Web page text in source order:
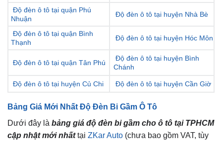
Độ đèn ô tô tại quận Phú
Nhuận
Độ đèn ô tô tại huyện Nhà Bè
Độ đèn ô tô tại quận Bình
Thạnh
Độ đèn ô tô tại huyện Hóc Môn
Độ đèn ô tô tại quận Tân Phú
Độ đèn ô tô tại huyện Bình
Chánh
Độ đèn ô tô tại huyện Củ Chi Độ đèn ô tô tại huyện Cần Giờ
Bảng Giá Mới Nhất Độ Đèn Bi Gầm Ô Tô
Dưới đây là bảng giá độ đèn bi gầm cho ô tô tại TPHCM
cập nhật mới nhấttại ZKar Auto (chưa bao gồm VAT, tùy